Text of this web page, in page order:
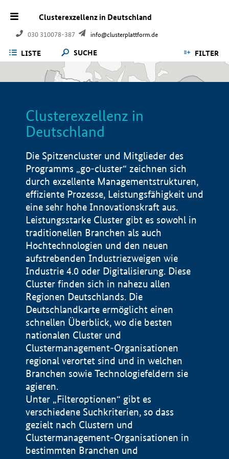
Clusterexzellenz in Deutschland
030 310078-387 info@clusterplattform.de
LISTE SUCHE FILTER
Clusterexzellenz in
Deutschland
Die Spitzencluster und Mitglieder des
Programms „go-cluster“ zeichnen sich
durch exzellente Managementstrukturen,
effiziente Prozesse, Leistungsfähigkeit und
eine sehr hohe Innovationskraft aus.
Leistungsstarke Cluster gibt es sowohl in
traditionellen Branchen als auch
Hochtechnologien und den neuen
aufstrebenden Industriezweigen wie
Industrie 4.0 oder Digitalisierung. Diese
Cluster finden sich in nahezu allen
Regionen Deutschlands. Die
Deutschlandkarte ermöglicht einen
schnellen Überblick, wo die besten
nationalen Cluster und
Clustermanagement-Organisationen
regional verortet sind und in welchen
Branchen sowie Technologiefeldern sie
agieren.
Unter „Filteroptionen“ gibt es
verschiedene Suchkriterien, so dass
gezielt nach Clustern und
Clustermanagement-Organisationen in
bestimmten Branchen und
Impressum
Datenschutzerklärung
BMWE, 2026 ©
100 km © Geobasis-DE / BKG 2015